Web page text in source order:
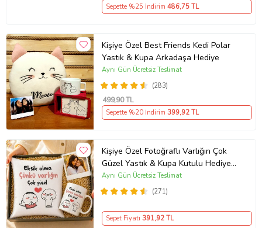
Sepette %25 İndirim 486,75 TL
Kişiye Özel Best Friends Kedi Polar
Yastık & Kupa Arkadaşa Hediye
(283)
Aynı Gün Ücretsiz Teslimat
499,90 TL
Sepette %20 İndirim 399,92 TL
Kişiye Özel Fotoğraflı Varlığın Çok
Güzel Yastık & Kupa Kutulu Hediye
Seti
(271)
Aynı Gün Ücretsiz Teslimat
Sepet Fiyatı 391,92 TL